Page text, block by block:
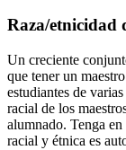
Raza/etnicidad
Un creciente
que tener un
estudiantes de
racial de los
alumnado. Tenga
racial y étnica es